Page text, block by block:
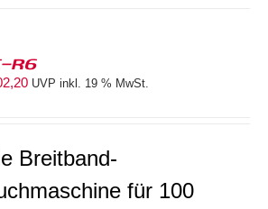
R6
UVP inkl. 19 % MwSt.
Breitband-
für 100